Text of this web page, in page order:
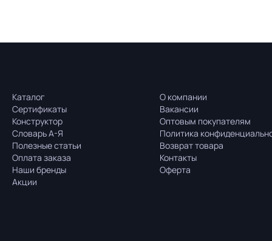
Каталог
Сертификаты
Конструктор
Словарь А-Я
Полезные статьи
Оплата заказа
Наши бренды
Акции
О компании
Вакансии
Оптовым покупателям
Политика
Возврат товара
Контакты
Оферта